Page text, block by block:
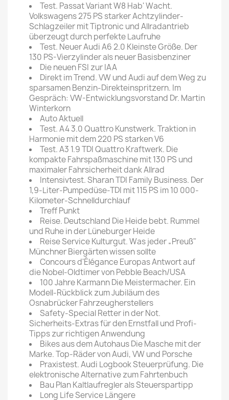
Test. Passat Variant W8 Hab' Wacht.
Volkswagens 275 PS starker Achtzylinder-
Schlagzeiler mit Tiptronic und Allradantrieb
überzeugt durch perfekte Laufruhe
Test. Neuer Audi A6 2.0 Kleinste Größe. Der
130 PS-Vierzylinder als neuer Basisbenziner
Die neuen FSI zur IAA
Direkt im Trend. VW und Audi auf dem Weg zu
sparsamen Benzin-Direkteinspritzern. Im
Gespräch: VW-Entwicklungsvorstand Dr. Martin
Winterkorn
Auto Aktuell
Test. A4 3.0 Quattro Kunstwerk. Traktion in
Harmonie mit dem 220 PS starken V6
Test. A3 1.9 TDI Quattro Kraftwerk. Die
kompakte Fahrspaßmaschine mit 130 PS und
maximaler Fahrsicherheit dank Allrad
Intensivtest. Sharan TDI Family Business. Der
1,9-Liter-Pumpedüse-TDI mit 115 PS im 10 000-
Kilometer-Schnelldurchlauf
Treff Punkt
Reise. Deutschland Die Heide bebt. Rummel
und Ruhe in der Lüneburger Heide
Reise Service Kulturgut. Was jeder „Preuß"
Münchner Biergärten wissen sollte
Concours d'Élégance Europas Antwort auf
die Nobel-Oldtimer von Pebble Beach/USA
100 Jahre Karmann Die Meistermacher. Ein
Modell-Rückblick zum Jubiläum des
Osnabrücker Fahrzeugherstellers
Safety-Special Retter in der Not.
Sicherheits-Extras für den Ernstfall und Profi-
Tipps zur richtigen Anwendung
Bikes aus dem Autohaus Die Masche mit der
Marke. Top-Räder von Audi, VW und Porsche
Praxistest. Audi Logbook Steuerprüfung. Die
elektronische Alternative zum Fahrtenbuch
Bau Plan Kaltlaufregler als Steuerspartipp
Long Life Service Längere